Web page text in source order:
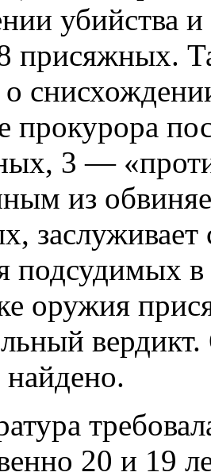
убийства
присяжных.
о
прокурора
3 —
из
подсудимых
оружия
20 и 19